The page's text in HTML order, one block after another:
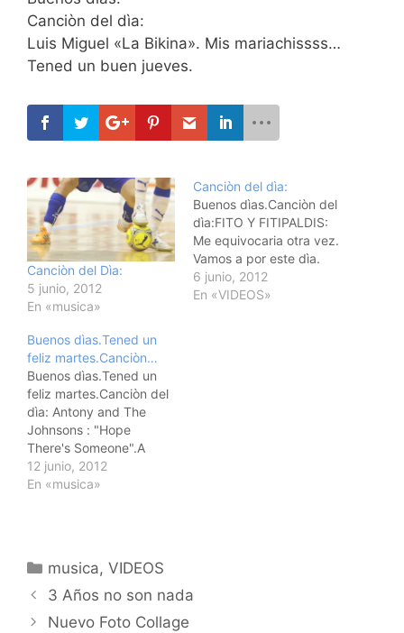
Canciòn del dìa:
Luis Miguel «La Bikina». Mis mariachissss…
Tened un buen jueves.
Canciòn del Dìa:
5 junio, 2012
En «musica»
Canciòn del dìa:
Buenos dìas.Canciòn del
dìa:FITO Y FITIPALDIS:
Me equivocaria otra vez.
Vamos a por este dìa.
6 junio, 2012
En «VIDEOS»
Buenos dìas.Tened un
feliz martes.Canciòn…
Buenos dìas.Tened un
feliz martes.Canciòn del
dìa: Antony and The
Johnsons : "Hope
There's Someone".A
disfrutarla.
12 junio, 2012
En «musica»
Categorías
musica,VIDEOS
Navegación
de
3 Años no son nada
Nuevo Foto Collage